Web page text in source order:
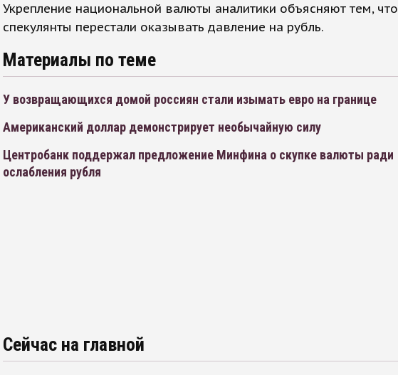
Укрепление национальной валюты аналитики объясняют тем, что
спекулянты перестали оказывать давление на рубль.
Материалы по теме
У возвращающихся домой россиян стали изымать евро на границе
Американский доллар демонстрирует необычайную силу
Центробанк поддержал предложение Минфина о скупке валюты ради
ослабления рубля
Сейчас на главной